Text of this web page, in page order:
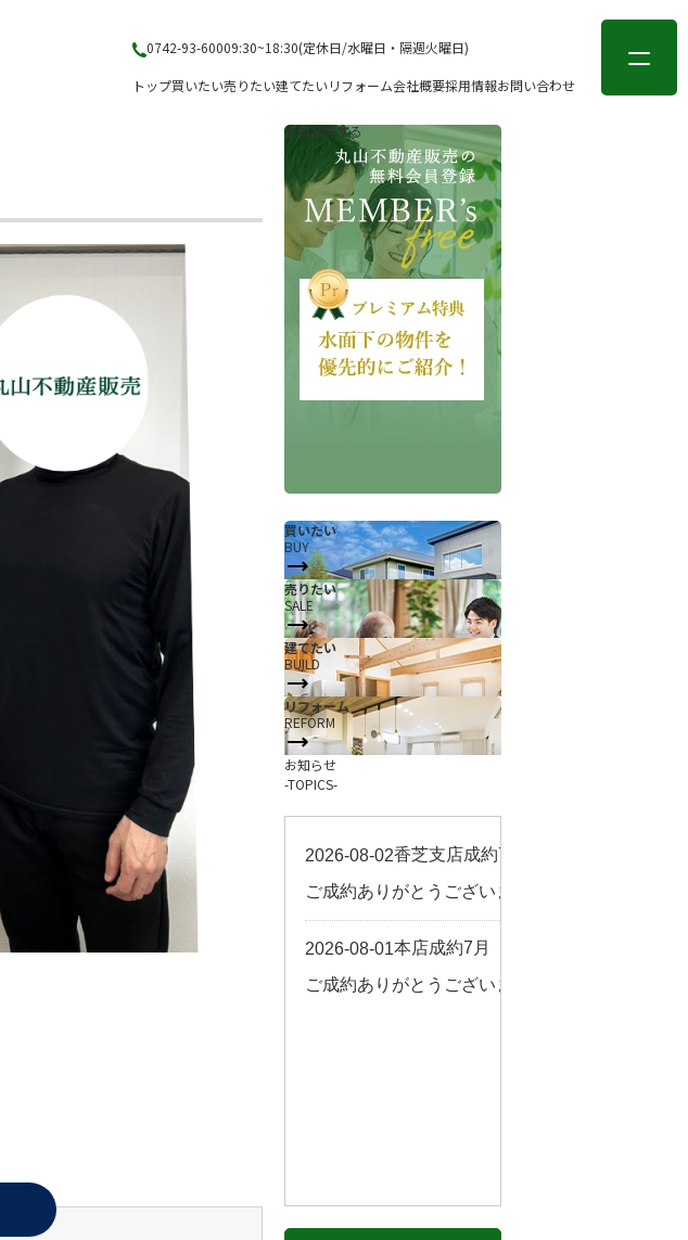
0742-93-60009:30~18:30(定休日/水曜日・隔週火曜日)
トップ買いたい売りたい建てたいリフォーム会社概要採用情報お問い合わせ
会員登録 ログイン
会員登録する
買いたい
BUY
売りたい
SALE
建てたい
BUILD
リフォーム
REFORM
お知らせ
-TOPICS-